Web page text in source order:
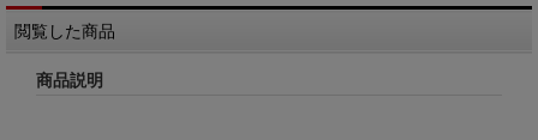
閲覧した商品
商品説明